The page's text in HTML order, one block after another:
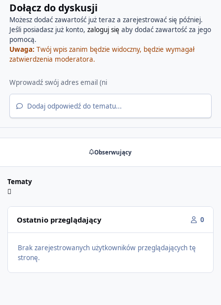
Dołącz do dyskusji
Możesz dodać zawartość już teraz a zarejestrować się później.
Jeśli posiadasz już konto, zaloguj się aby dodać zawartość za jego
pomocą.
Uwaga: Twój wpis zanim będzie widoczny, będzie wymagał
zatwierdzenia moderatora.
Dodaj odpowiedź do tematu...
Obserwujący
Tematy
Ostatnio przeglądający 0
Brak zarejestrowanych użytkowników przeglądających tę
stronę.